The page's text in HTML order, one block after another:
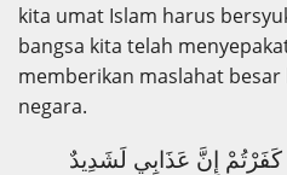
kita umat Islam harus
bangsa kita telah
memberikan maslahat besar
negara.
إِنَّ عَذَابِي لَشَدِيدٌ